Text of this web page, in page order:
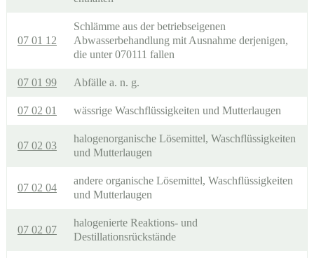
07 01 12
Schlämme aus der betriebseigenen
Abwasserbehandlung mit Ausnahme derjenigen,
die unter 070111 fallen
07 01 99 Abfälle a. n. g.
07 02 01 wässrige Waschflüssigkeiten und Mutterlaugen
07 02 03
halogenorganische Lösemittel, Waschflüssigkeiten
und Mutterlaugen
07 02 04
andere organische Lösemittel, Waschflüssigkeiten
und Mutterlaugen
07 02 07
halogenierte Reaktions- und
Destillationsrückstände